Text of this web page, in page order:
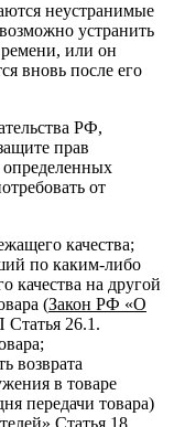
неустранимые
устранить
или он
вновь после его
РФ,
прав
от
качества;
по каким-либо
качества на другой
(Закон РФ «О
26.1.
возврата
в товаре
передачи товара)